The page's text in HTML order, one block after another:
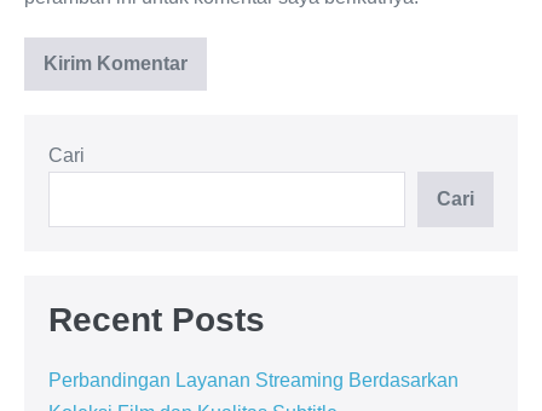
Cari
Cari
Recent Posts
Perbandingan Layanan Streaming Berdasarkan